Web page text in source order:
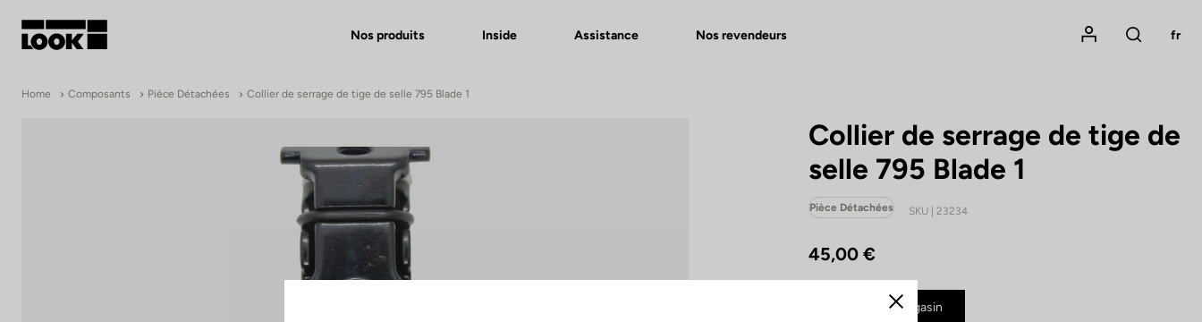
Nos produits Inside Assistance Nos revendeurs
Mon compte
Rechercher
fr
Home Composants Pièce Détachées Collier de serrage de tige de selle 795 Blade 1
Collier de serrage de tige de
selle 795 Blade 1
Pièce Détachées SKU | 23234
45,00 €
Acheter en magasin
Fermer